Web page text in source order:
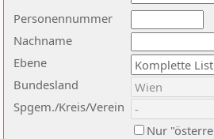
Nachname
Ebene
Personennummer
Bundesland
Spgem./Kreis/Verein
Nur